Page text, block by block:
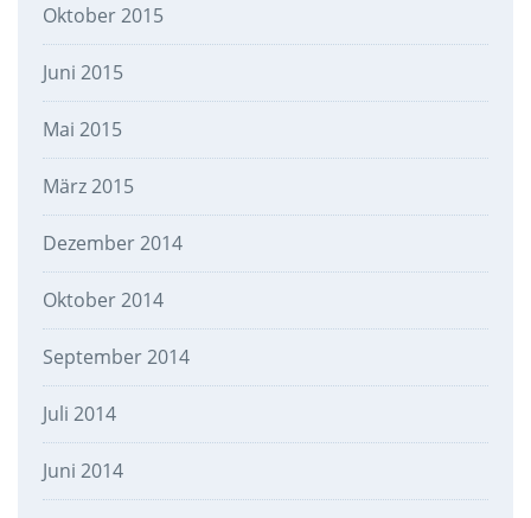
Oktober 2015
Juni 2015
Mai 2015
März 2015
Dezember 2014
Oktober 2014
September 2014
Juli 2014
Juni 2014